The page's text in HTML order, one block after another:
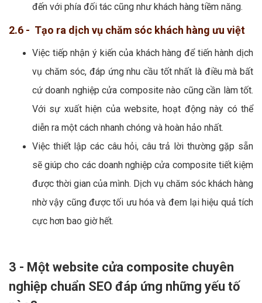
đến với phía đối tác cũng như khách hàng tiềm năng.
2.6 - Tạo ra dịch vụ chăm sóc khách hàng ưu việt
Việc tiếp nhận ý kiến của khách hàng để tiến hành dịch
vụ chăm sóc, đáp ứng nhu cầu tốt nhất là điều mà bất
cứ doanh nghiệp cửa composite nào cũng cần làm tốt.
Với sự xuất hiện của website, hoạt động này có thể
diễn ra một cách nhanh chóng và hoàn hảo nhất.
Việc thiết lập các câu hỏi, câu trả lời thường gặp sẵn
sẽ giúp cho các doanh nghiệp cửa composite tiết kiệm
được thời gian của mình. Dịch vụ chăm sóc khách hàng
nhờ vậy cũng được tối ưu hóa và đem lại hiệu quả tích
cực hơn bao giờ hết.
3 - Một website cửa composite chuyên
nghiệp chuẩn SEO đáp ứng những yếu tố